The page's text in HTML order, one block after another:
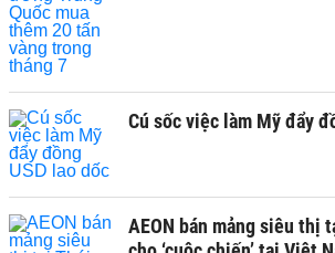
Cú sốc việc làm Mỹ đẩy
AEON bán mảng siêu thị